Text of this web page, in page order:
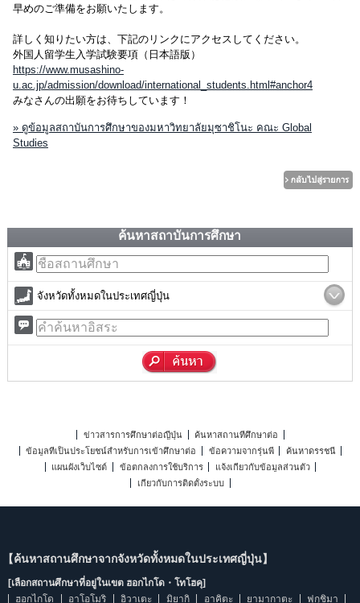
早めのご準備をお願いたします。
詳しく知りたい方は、下記のリンクにアクセスしてください。
外国人留学生入学試験要項（日本語版）
https://www.musashino-
u.ac.jp/admission/download/international_students.html#anchor4
みなさんの出願をお待ちしています！
» ดูข้อมูลสถาบันการศึกษาของมหาวิทยาลัยมุซาชิโนะ คณะ Global
Studies
ค้นหาสถาบันการศึกษา
จังหวัดทั้งหมดในประเทศญี่ปุ่น
ข่าวสารการศึกษาต่อญี่ปุ่น
ค้นหาสถานที่ศึกษาต่อ
ข้อมูลที่เป็นประโยชน์สำหรับการเข้าศึกษาต่อ
ข้อความจากรุ่นพี่
ค้นหาดรรชนี
แผนผังเว็บไซต์
ข้อตกลงการใช้บริการ
แจ้งเกี่ยวกับข้อมูลส่วนตัว
เกี่ยวกับการติดตั้งระบบ
【ค้นหาสถานศึกษาจากจังหวัดทั้งหมดในประเทศญี่ปุ่น】
[เลือกสถานศึกษาที่อยู่ในเขต ฮอกไกโด・โทโฮคุ]
ฮอกไกโด
อาโอโมริ อิวาเตะ มิยากิ อาคิตะ ยามากาตะ ฟุกุชิมา